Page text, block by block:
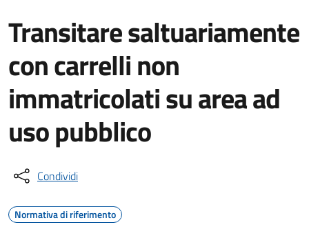
Transitare saltuariamente
con carrelli non
immatricolati su area ad
uso pubblico
Condividi
Normativa di riferimento